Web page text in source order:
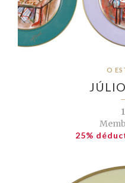
O
25%